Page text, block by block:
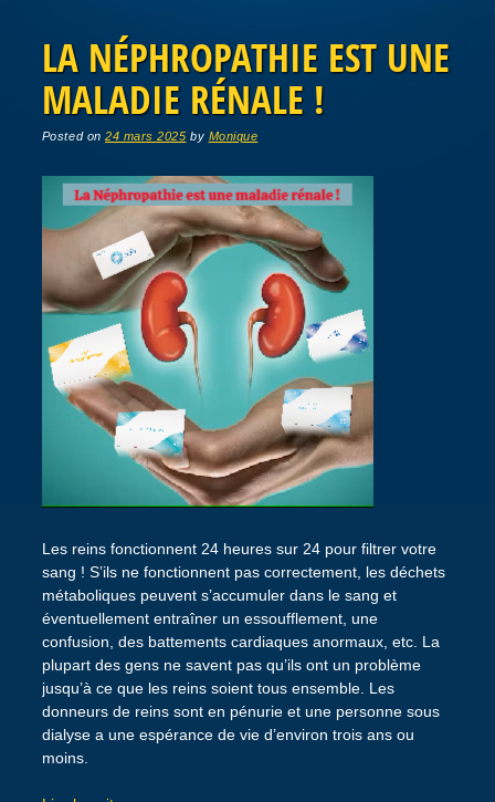
Post navigation
LA NÉPHROPATHIE EST UNE
MALADIE RÉNALE !
Posted on24 mars 2025 by Monique
Les reins fonctionnent 24 heures sur 24 pour filtrer votre
sang ! S’ils ne fonctionnent pas correctement, les déchets
métaboliques peuvent s’accumuler dans le sang et
éventuellement entraîner un essoufflement, une
confusion, des battements cardiaques anormaux, etc. La
plupart des gens ne savent pas qu’ils ont un problème
jusqu’à ce que les reins soient tous ensemble. Les
donneurs de reins sont en pénurie et une personne sous
dialyse a une espérance de vie d’environ trois ans ou
moins.